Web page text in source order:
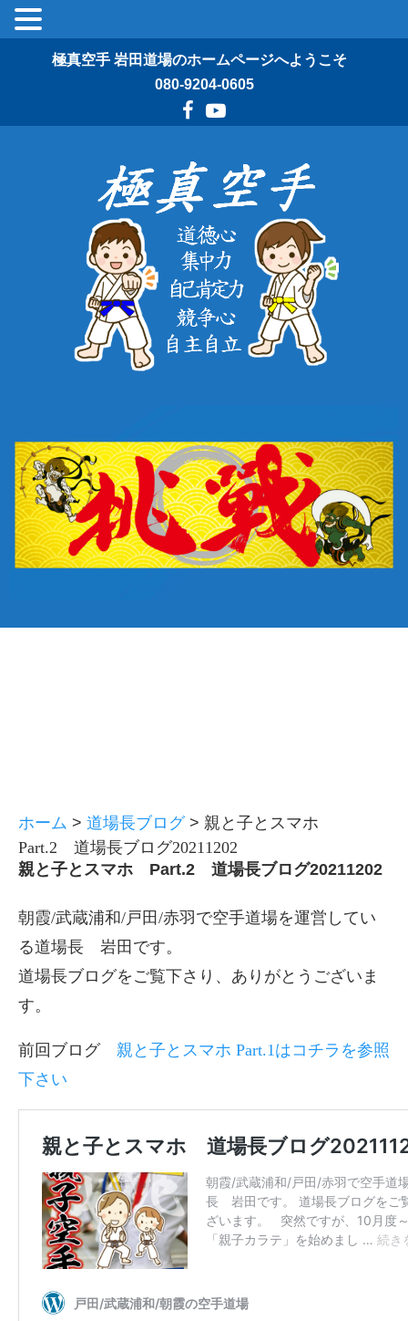
極真空手 岩田道場のホームページへようこそ
080-9204-0605
ホーム > 道場長ブログ> 親と子とスマホ
Part.2 道場長ブログ20211202
親と子とスマホ Part.2 道場長ブログ20211202
朝霞/武蔵浦和/戸田/赤羽で空手道場を運営してい
る道場長 岩田です。
道場長ブログをご覧下さり、ありがとうございま
す。
前回ブログ 親と子とスマホ Part.1はコチラを参照
下さい